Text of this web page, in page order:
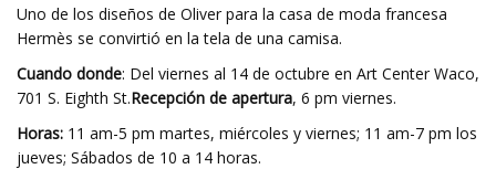
Uno de los diseños de Oliver para la casa de moda francesa
Hermès se convirtió en la tela de una camisa.
Cuando donde: Del viernes al 14 de octubre en Art Center Waco,
701 S. Eighth St.Recepción de apertura, 6 pm viernes.
Horas: 11 am-5 pm martes, miércoles y viernes; 11 am-7 pm los
jueves; Sábados de 10 a 14 horas.